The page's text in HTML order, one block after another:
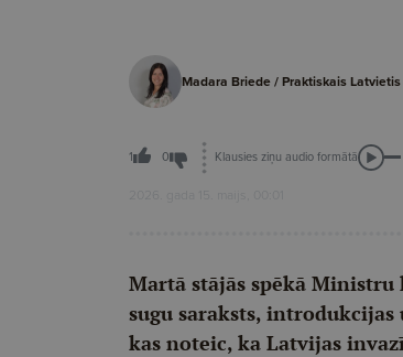
Madara Briede / Praktiskais Latvietis
1 0 Klausies ziņu audio formātā
2026. gada 15. maijs, 00:01
Martā stājās spēkā
sugu saraksts,
kas noteic, ka Latvijas